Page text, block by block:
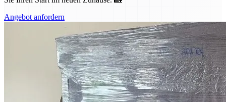
Angebot anfordern